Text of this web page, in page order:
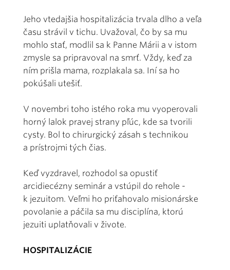
Jeho vtedajšia hospitalizácia trvala dlho a veľa
času strávil v tichu. Uvažoval, čo by sa mu
mohlo stať, modlil sa k Panne Márii a v istom
zmysle sa pripravoval na smrť. Vždy, keď za
ním prišla mama, rozplakala sa. Iní sa ho
pokúšali utešiť.
V novembri toho istého roka mu vyoperovali
horný lalok pravej strany pľúc, kde sa tvorili
cysty. Bol to chirurgický zásah s technikou
a prístrojmi tých čias.
Keď vyzdravel, rozhodol sa opustiť
arcidiecézny seminár a vstúpil do rehole -
k jezuitom. Veľmi ho priťahovalo misionárske
povolanie a páčila sa mu disciplína, ktorú
jezuiti uplatňovali v živote.
HOSPITALIZÁCIE